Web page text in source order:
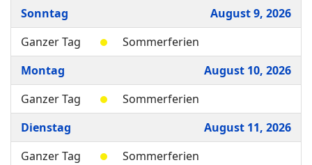
Sonntag
August 9, 2026
Ganzer Tag
Sommerferien
Montag
August 10, 2026
Ganzer Tag
Sommerferien
Dienstag
August 11, 2026
Ganzer Tag
Sommerferien